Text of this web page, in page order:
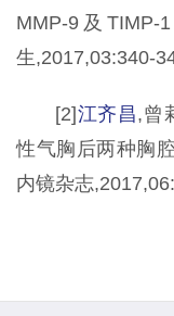
MMP-9及
生,2017,03:340-
[2]江齐昌,曾
性气胸后两种胸
内镜杂志